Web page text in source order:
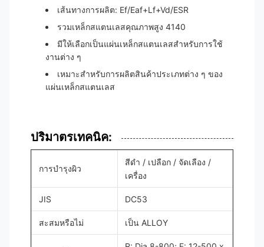
เส้นทางการผลิต: Ef/Eaf+Lf+Vd/ESR
รวมเหล็กสแตนเลสคุณภาพสูง 4140
มีให้เลือกเป็นแผ่นเหล็กสแตนเลสสําหรับการใช้
งานต่าง ๆ
เหมาะสําหรับการผลิตสินค้าประเภทต่าง ๆ ของ
แผ่นเหล็กสแตนเลส
ปริมาตรเทคนิค:
การบํารุงผิว
สีดํา / เปลือก / จัดเลือง /
เครื่อง
JIS DC53
สะสมหรือไม่ เป็น ALLOY